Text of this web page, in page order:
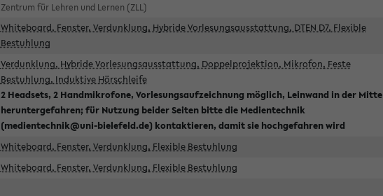
Zentrum für Lehren und Lernen (ZLL)
Whiteboard, Fenster, Verdunklung, Hybride Vorlesungsausstattung, DTEN D7, Flexible
Bestuhlung
Verdunklung, Hybride Vorlesungsausstattung, Doppelprojektion, Mikrofon, Feste
Bestuhlung, Induktive Hörschleife
2 Headsets, 2 Handmikrofone, Vorlesungsaufzeichnung möglich, Leinwand in der Mitte
heruntergefahren; für Nutzung beider Seiten bitte die Medientechnik
(medientechnik@uni-bielefeld.de) kontaktieren, damit sie hochgefahren wird
Whiteboard, Fenster, Verdunklung, Flexible Bestuhlung
Whiteboard, Fenster, Verdunklung, Flexible Bestuhlung